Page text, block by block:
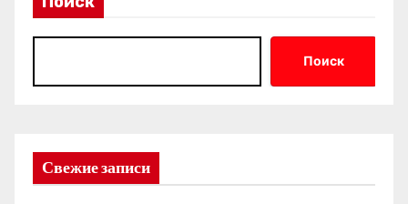
Поиск
Свежие записи